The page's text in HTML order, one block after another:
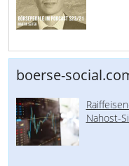
boerse-
Nahost-